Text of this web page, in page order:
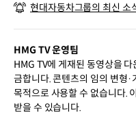
현대자동차그룹의 최신 소
HMG TV 운영팀
HMG TV에 게재된 동영상을
금합니다. 콘텐츠의 임의 변형
목적으로 사용할 수 없습니다.
받을 수 있습니다.